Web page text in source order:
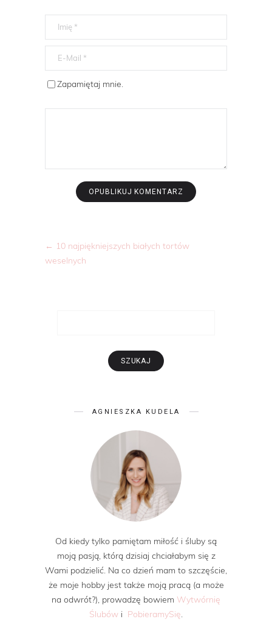
Zapamiętaj mnie.
← 10 najpiękniejszych białych tortów
weselnych
AGNIESZKA KUDELA
Od kiedy tylko pamiętam miłość i śluby są
moją pasją, którą dzisiaj chciałabym się z
Wami podzielić. Na co dzień mam to szczęście,
że moje hobby jest także moją pracą (a może
na odwrót?), prowadzę bowiem Wytwórnię
Ślubów i PobieramySię.